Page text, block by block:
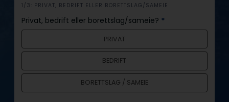
h
e
r
1/3: PRIVAT, BEDRIFT ELLER BORETTSLAG/SAMEIE
Privat, bedrift eller borettslag/sameie? *
PRIVAT
BEDRIFT
BORETTSLAG / SAMEIE